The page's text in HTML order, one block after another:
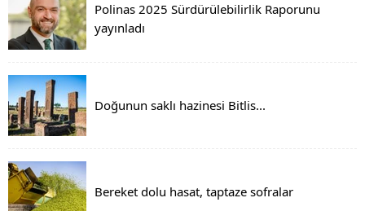
Polinas 2025 Sürdürülebilirlik Raporunu
yayınladı
Doğunun saklı hazinesi Bitlis...
Bereket dolu hasat, taptaze sofralar